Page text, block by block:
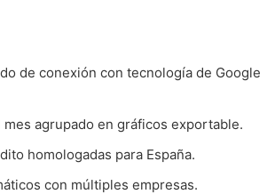
de conexión con tecnología de Google
mes agrupado en gráficos exportable.
homologadas para España.
con múltiples empresas.